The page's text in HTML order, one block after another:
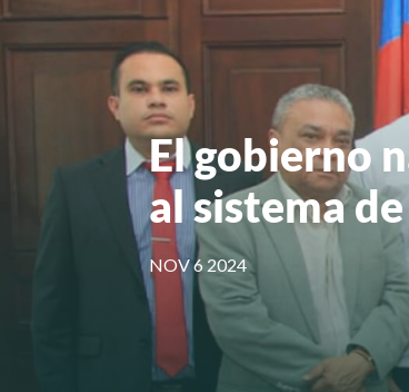
El gobierno
al sistema
NOV 6 2024